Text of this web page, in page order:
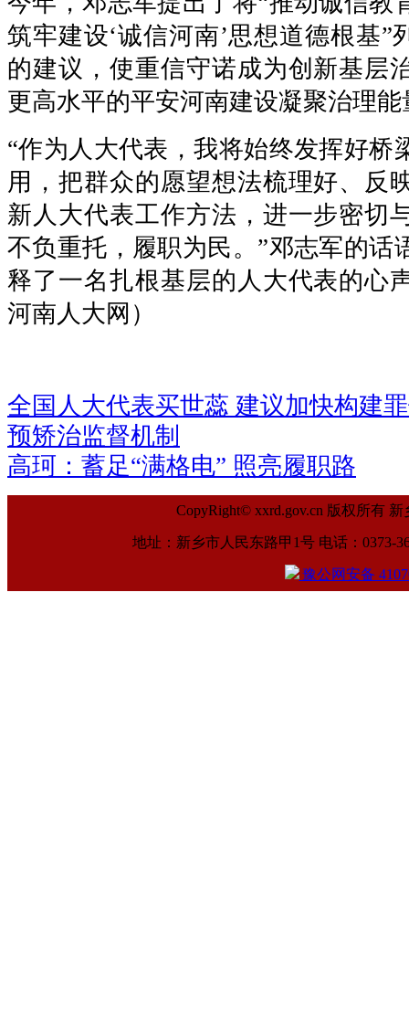
筑牢建设‘诚信河南’思想道德根基”
的建议，使重信守诺成为创新基层
更高水平的平安河南建设凝聚治理能
“作为人大代表，我将始终发挥好桥
用，把群众的愿望想法梳理好、反
新人大代表工作方法，进一步密切
不负重托，履职为民。”邓志军的话
释了一名扎根基层的人大代表的心
河南人大网）
全国人大代表买世蕊 建议加快构建
预矫治监督机制
高珂：蓄足“满格电” 照亮履职路
CopyRight© xxrd.gov.cn 版权所有
地址：新乡市人民东路甲1号 电话：0373-
豫公网安备